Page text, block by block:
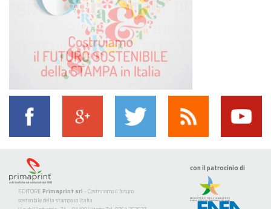
EDITORE Primaprint srl - Costruiamo il futuro
sostenibile della stampa in Italia
con il patrocinio di